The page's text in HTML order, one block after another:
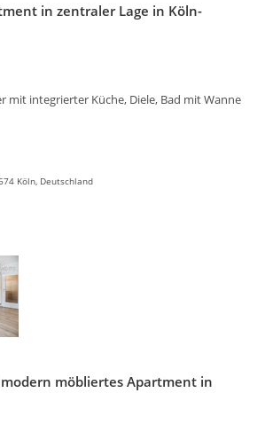
in zentraler Lage in Köln-
mit integrierter Küche, Diele, Bad mit Wanne
Köln, Deutschland
möbliertes Apartment in